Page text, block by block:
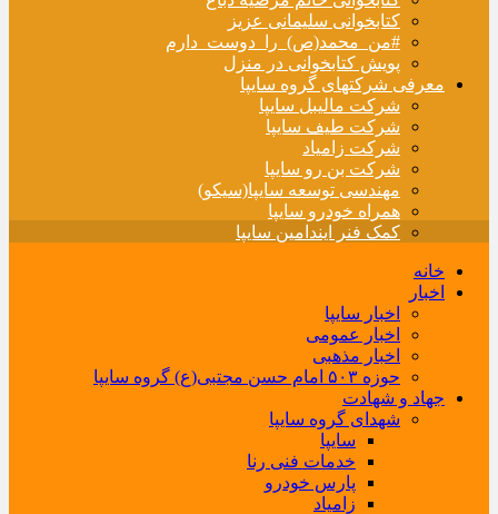
کتابخوانی سلیمانی عزیز
#من_محمد(ص)_را_دوست_دارم
پویش کتابخوانی در منزل
معرفی شرکتهای گروه سایپا
شرکت مالیبل سایپا
شرکت طیف سایپا
شرکت زامیاد
شرکت بن رو سایپا
مهندسی توسعه سایپا(سیکو)
همراه خودرو سایپا
کمک فنر ایندامین سایپا
خانه
اخبار
اخبار سایپا
اخبار عمومی
اخبار مذهبی
حوزه ۵۰۳ امام حسن مجتبی(ع) گروه سایپا
جهاد و شهادت
شهدای گروه سایپا
سایپا
خدمات فنی رنا
پارس خودرو
زامیاد